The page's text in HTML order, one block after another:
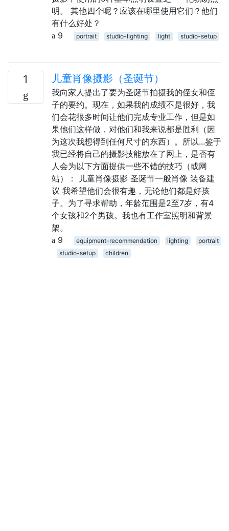
明。 其他四个呢？应该在哪里使用它们？他们
有什么好处？
9
portrait studio-lighting light studio-setup
1 儿童肖像摄影（圣诞节）
我向家人提出了要为圣诞节拍摄我的侄女和侄
子的要约。现在，如果我的成绩不是很好，我
们会花很多时间让他们完成专业工作，但是如
果他们这样做，对他们和我来说都是胜利（因
为这次我想得到任何尺寸的东西）。所以...鉴于
我已经将自己的摄影技能放在了网上，是否有
人会为以下方面提供一些不错的技巧（或网
站）： 儿童肖像摄影 圣诞节一般肖像 装备建
议 我希望他们会很有趣，无论他们都是好孩
子。为了寻求帮助，年龄范围是2至7岁，有4
个女孩和2个男孩。我也有工作室照明和背景
架。
9
equipment-recommendation lighting
portrait
studio-setup
children